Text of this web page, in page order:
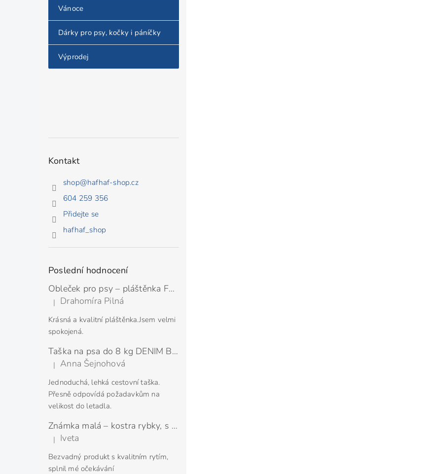
Vánoce
Dárky pro psy, kočky i páníčky
Výprodej
Kontakt
shop@hafhaf-shop.cz
604 259 356
Přidejte se
hafhaf_shop
Poslední hodnocení
Obleček pro psy – pláštěnka FMD SILVER
Hodnocení produktu je 5 z 5 hvězdiček.
| Drahomíra Pilná
Krásná a kvalitní pláštěnka.Jsem velmi
spokojená.
Taška na psa do 8 kg DENIM BLUE
Hodnocení produktu je 5 z 5 hvězdiček.
| Anna Šejnohová
Jednoduchá, lehká cestovní taška.
Přesně odpovídá požadavkům na
velikost do letadla.
Známka malá – kostra rybky, s rytím
Hodnocení produktu je 5 z 5 hvězdiček.
| Iveta
Bezvadný produkt s kvalitním rytím,
splnil mé očekávání